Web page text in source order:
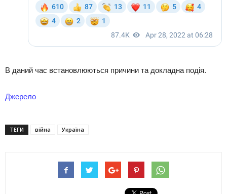
В даний час встановлюються причини та докладна подія.
Джерело
ТЕГИ війна Україна